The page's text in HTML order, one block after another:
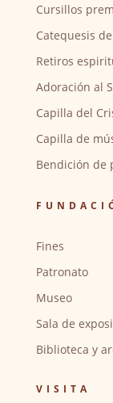
Cursillos
Catequesis
Retiros
Adoración al
Capilla del
Capilla de
Bendición de
Fines
Patronato
Museo
Sala de
Biblioteca y
VISITA